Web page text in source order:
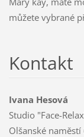
můžete vybrané
Kontakt
Ivana Hesová
Studio "Face-
Olšanské naměstí